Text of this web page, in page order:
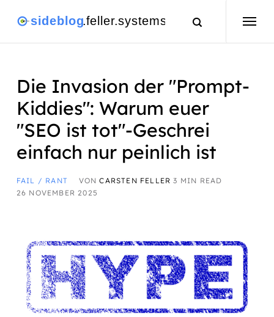
Die Invasion der "Prompt-
Kiddies": Warum euer
"SEO ist tot"-Geschrei
einfach nur peinlich ist
FAIL / RANT VONCARSTEN FELLER 3 MIN READ
26 NOVEMBER 2025